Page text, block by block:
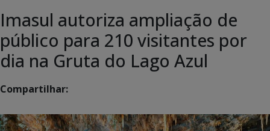
Imasul autoriza ampliação de
público para 210 visitantes por
dia na Gruta do Lago Azul
Compartilhar: